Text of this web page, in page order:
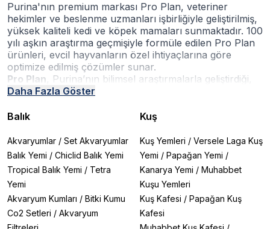
Purina'nın premium markası Pro Plan, veteriner
hekimler ve beslenme uzmanları işbirliğiyle geliştirilmiş,
yüksek kaliteli kedi ve köpek mamaları sunmaktadır. 100
yılı aşkın araştırma geçmişiyle formüle edilen Pro Plan
ürünleri, evcil hayvanların özel ihtiyaçlarına göre
optimize edilmiş çözümler sunar.
Pro Plan , Purina’nın bilimsel araştırmalarla geliştirdiği,
evcil hayvanların yaşam kalitesini artırmaya yönelik
markasıdır.
, besinleri yalnızca
güçlendirmek ve tedaviye destek olmak için kullanır.
Markanın arkasında 500’den fazla veteriner ve
beslenme uzmanının yer aldığı klinik destekli Ar-Ge
ekibi bulunmaktadır.
Ürün Gamı ve Öne Çıkan Özellikler:
1. Kedi Mamaları Serisi:
Daha Fazla Göster
Balık
Akvaryumlar / Set Akvaryumlar
Balık Yemi / Chiclid Balık Yemi
Tropical Balık Yemi / Tetra
Yemi
Akvaryum Kumları / Bitki Kumu
Co2 Setleri / Akvaryum
Kuş
Kuş Yemleri / Versele Laga Kuş
Yemi / Papağan Yemi /
Kanarya Yemi / Muhabbet
Kuşu Yemleri
Kuş Kafesi / Papağan Kuş
Kafesi